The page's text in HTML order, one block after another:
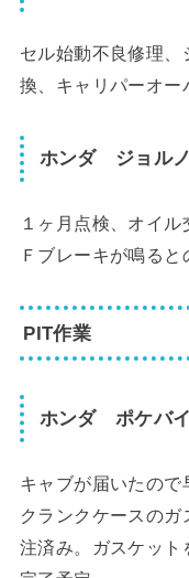
セル始動不良修理、
換、キャリパーオー
ホンダ ジョル
１ヶ月点検、オイル
Ｆブレーキが鳴ると
PIT作業
ホンダ ポケバ
キャブが届いたので
クランクケースの
注済み。ガスケット